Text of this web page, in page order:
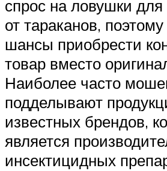
спрос на ловушки
от тараканов,
шансы приобрести
товар вместо
Наиболее часто
подделывают
известных брендов,
является
инсектицидных